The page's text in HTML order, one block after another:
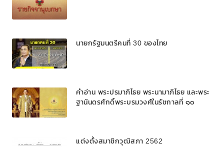
นายกรัฐมนตรีคนที่ 30 ของไทย
คำอ่าน พระปรมาภิไธย พระนามาภิไธย และพระ
ฐานันดรศักดิ์พระบรมวงศ์ในรัชกาลที่ ๑๐
แต่งตั้งสมาชิกวุฒิสภา 2562